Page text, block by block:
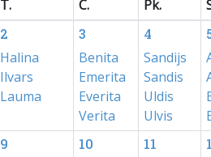
T. C. Pk.
2
Halina
Ilvars
Lauma
3
Benita
Emerita
Everita
Verita
4
Sandijs
Sandis
Uldis
Ulvis
9 10 11